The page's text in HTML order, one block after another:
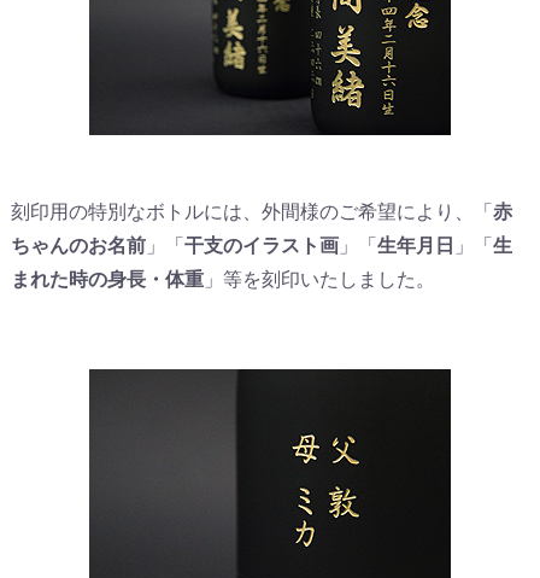
刻印用の特別なボトルには、外間様のご希望により、「赤
ちゃんのお名前」「干支のイラスト画」「生年月日 」「生
まれた時の身長・体重」等を刻印いたしました。